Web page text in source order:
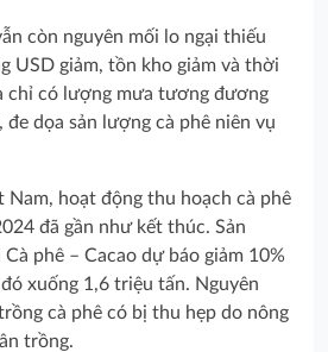
còn nguyên mối lo ngại thiếu
USD giảm, tồn kho giảm và thời
chỉ có lượng mưa tương đương
dọa sản lượng cà phê niên vụ
Nam, hoạt động thu hoạch cà phê
đã gần như kết thúc. Sản
phê – Cacao dự báo giảm 10%
xuống 1,6 triệu tấn. Nguyên
cà phê có bị thu hẹp do nông
trồng.